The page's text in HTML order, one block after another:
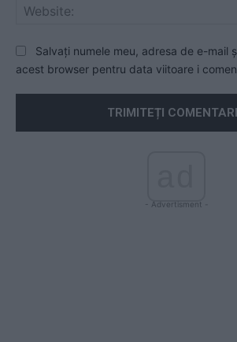
Salvați numele meu, adresa de e-mail
acest browser pentru data viitoare i
- Advertisment -